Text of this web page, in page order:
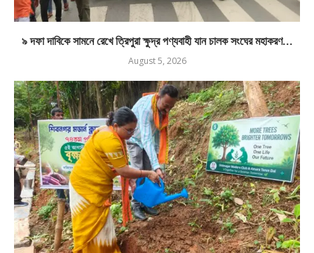
৯ দফা দাবিকে সামনে রেখে ত্রিপুরা ক্ষুদ্র পণ্যবাহী যান চালক সংঘের মহাকরণ...
August 5, 2026